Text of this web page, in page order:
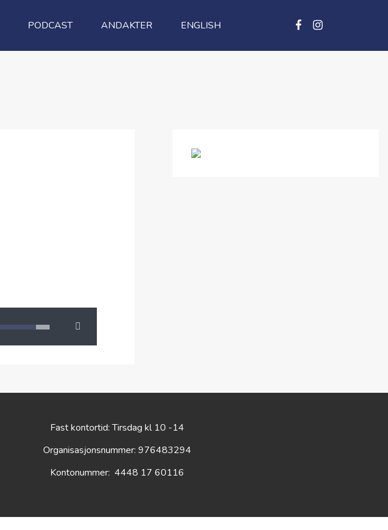
PODCAST ANDAKTER ENGLISH
Fast kontortid: Tirsdag kl 10 -14
Organisasjonsnummer: 976483294
Kontonummer: 4448 17 60116